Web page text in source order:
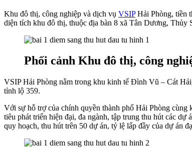
Khu đô thị, công nghiệp và dịch vụ VSIPHải Phòng, tiền
diện tích khu đô thị, thuộc địa bàn 8 xã Tân Dương,
Phối cảnh Khu đô thị, công
VSIP Hải Phòng nằm trong khu kinh tế Đình Vũ – Cát
tỉnh lộ 359.
Với sự hỗ trợ của chính quyền thành phố Hải Phòng
tiêu phát triển hiện đại, đa ngành, tập trung thu hút các
quy hoạch, thu hút trên 50 dự án, tỷ lệ lấp đầy của dự án